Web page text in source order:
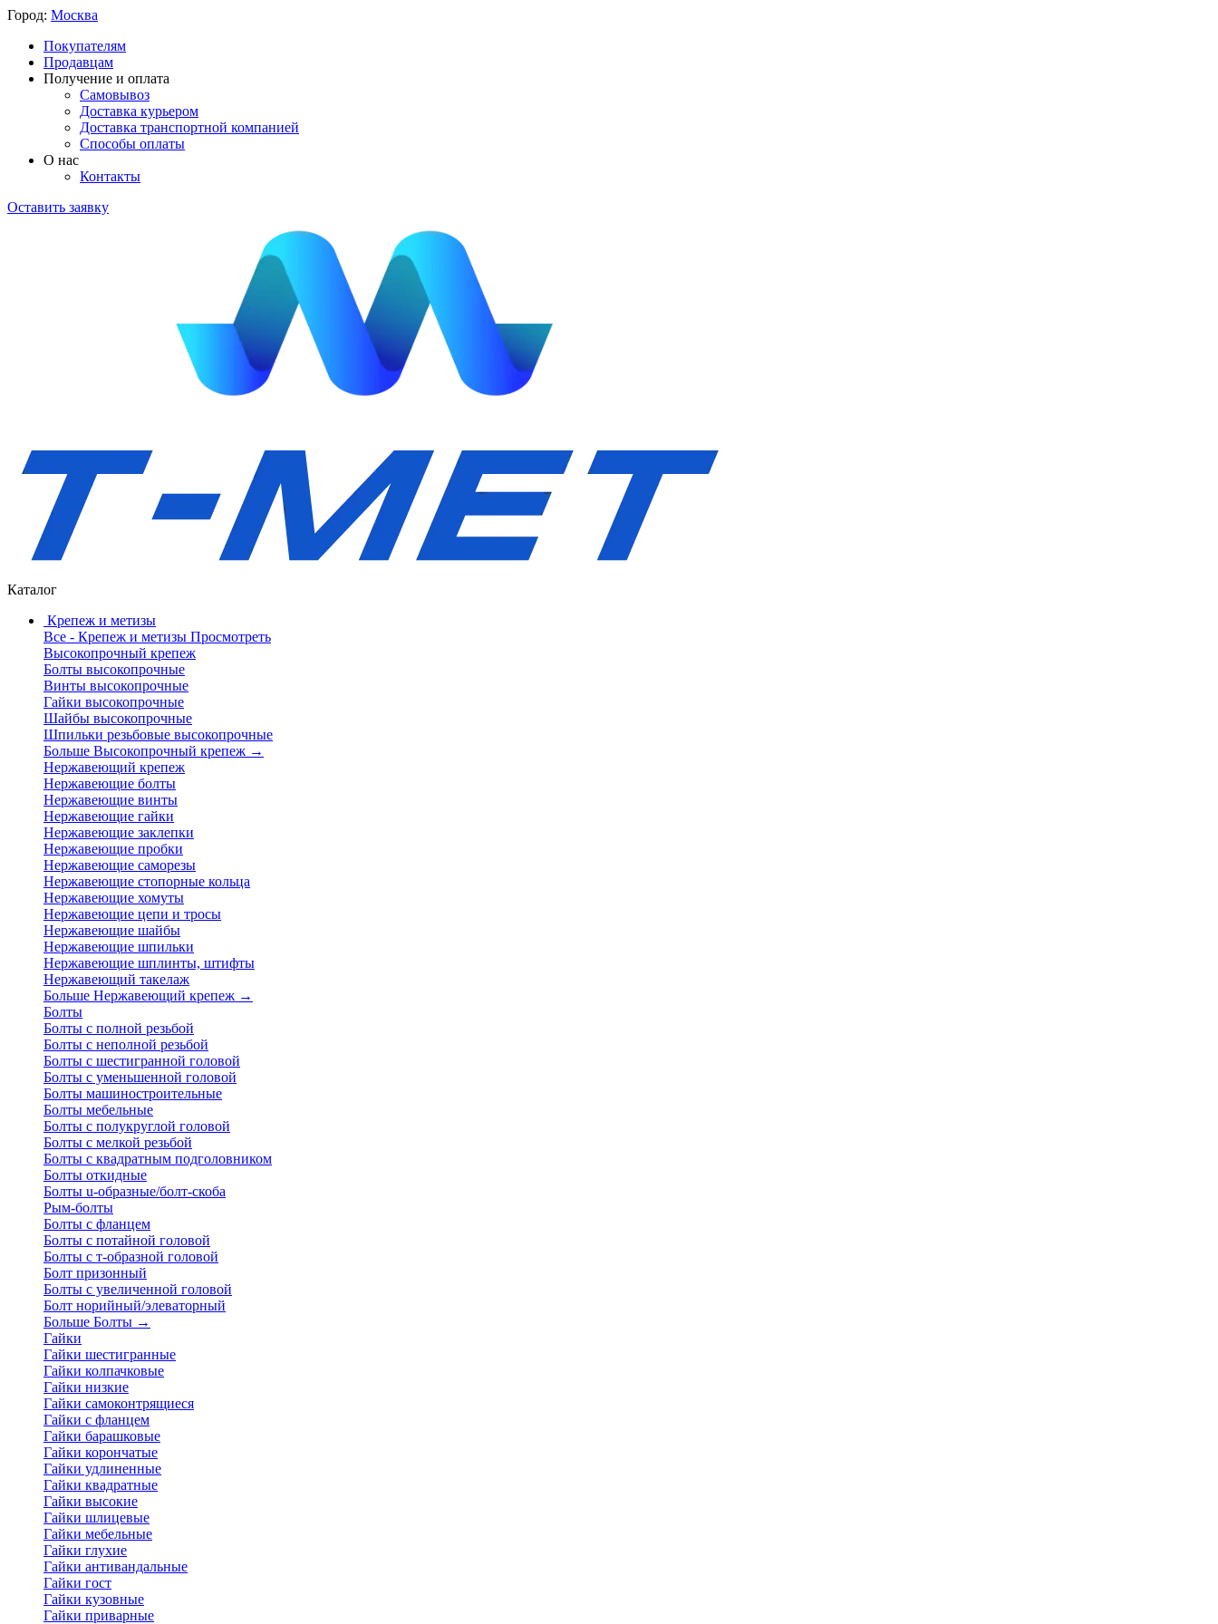
Город: Москва
Покупателям
Продавцам
Получение и оплата
Самовывоз
Доставка курьером
Доставка транспортной компанией
Способы оплаты
О нас
Контакты
Оставить заявку
Каталог
Крепеж и метизы
Все - Крепеж и метизы Просмотреть
Высокопрочный крепеж
Болты высокопрочные
Винты высокопрочные
Гайки высокопрочные
Шайбы высокопрочные
Шпильки резьбовые высокопрочные
Больше Высокопрочный крепеж →
Нержавеющий крепеж
Нержавеющие болты
Нержавеющие винты
Нержавеющие гайки
Нержавеющие заклепки
Нержавеющие пробки
Нержавеющие саморезы
Нержавеющие стопорные кольца
Нержавеющие хомуты
Нержавеющие цепи и тросы
Нержавеющие шайбы
Нержавеющие шпильки
Нержавеющие шплинты, штифты
Нержавеющий такелаж
Больше Нержавеющий крепеж →
Болты
Болты с полной резьбой
Болты с неполной резьбой
Болты с шестигранной головой
Болты с уменьшенной головой
Болты машиностроительные
Болты мебельные
Болты с полукруглой головой
Болты с мелкой резьбой
Болты с квадратным подголовником
Болты откидные
Болты u-образные/болт-скоба
Рым-болты
Болты с фланцем
Болты с потайной головой
Болты с т-образной головой
Болт призонный
Болты с увеличенной головой
Болт норийный/элеваторный
Больше Болты →
Гайки
Гайки шестигранные
Гайки колпачковые
Гайки низкие
Гайки самоконтрящиеся
Гайки с фланцем
Гайки барашковые
Гайки корончатые
Гайки удлиненные
Гайки квадратные
Гайки высокие
Гайки шлицевые
Гайки мебельные
Гайки глухие
Гайки антивандальные
Гайки гост
Гайки кузовные
Гайки приварные